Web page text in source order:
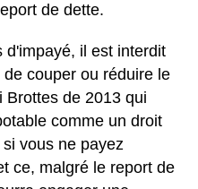
de dette.
d'impayé, il est interdit
couper ou réduire le
Brottes de 2013 qui
comme un droit
vous ne payez
ce, malgré le report de